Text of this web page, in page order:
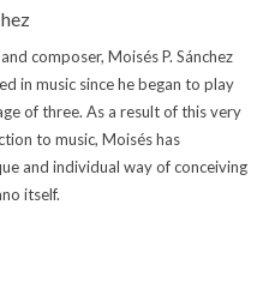
composer, Moisés P. Sánchez
in music since he began to play
of three. As a result of this very
to music, Moisés has
and individual way of conceiving
itself.